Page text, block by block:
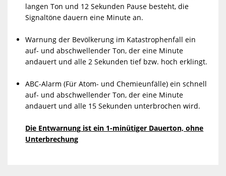
langen Ton und 12 Sekunden Pause besteht, die
Signaltöne dauern eine Minute an.
Warnung der Bevölkerung im Katastrophenfallein
auf- und abschwellender Ton, der eine Minute
andauert und alle 2 Sekunden tief bzw. hoch erklingt.
ABC-Alarm (Für Atom- und Chemieunfälle)ein schnell
auf- und abschwellender Ton, der eine Minute
andauert und alle 15 Sekunden unterbrochen wird.
Die Entwarnung ist ein 1-minütiger Dauerton, ohne
Unterbrechung